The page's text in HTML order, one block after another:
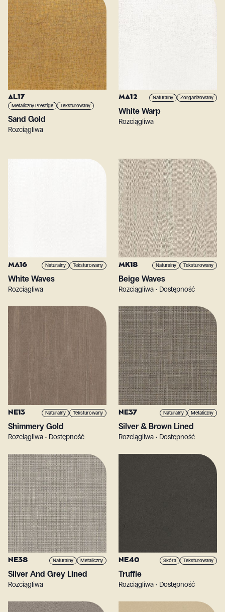
AL17
Metaliczny Prestige Teksturowany
Sand Gold
Rozciągliwa
MA12 Naturalny Zorganizowany
White Warp
Rozciągliwa
MA16 Naturalny Teksturowany
White Waves
Rozciągliwa
MK18 Naturalny Teksturowany
Beige Waves
Rozciągliwa • Dostępność
NE13 Naturalny Teksturowany
Shimmery Gold
Rozciągliwa • Dostępność
NE37 Naturalny Metaliczny
Silver & Brown Lined
Rozciągliwa • Dostępność
NE38 Naturalny Metaliczny
Silver And Grey Lined
Rozciągliwa
NE40 Skóra Teksturowany
Truffle
Rozciągliwa • Dostępność